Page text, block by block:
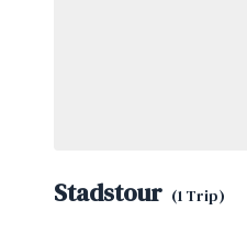
Stadstour (1 Trip)